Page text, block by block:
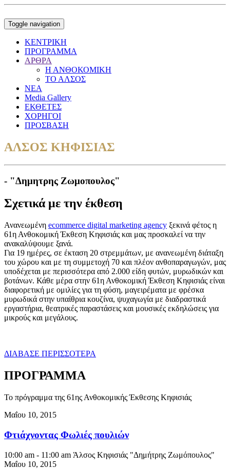
Toggle navigation
ΚΕΝΤΡΙΚΗ
ΠΡΟΓΡΑΜΜΑ
ΑΡΘΡΑ
Η ΑΝΘΟΚΟΜΙΚΗ
ΤΟ ΑΛΣΟΣ
ΝΕΑ
Media Gallery
ΕΚΘΕΤΕΣ
ΧΟΡΗΓΟΙ
ΠΡΟΣΒΑΣΗ
ΑΛΣΟΣ ΚΗΦΙΣΙΑΣ
- "Δημητρης Ζωμοπουλος"
Σχετικά με την έκθεση
Ανανεωμένη ecommerce digital marketing agency ξεκινά φέτος η
61η Ανθοκομική Έκθεση Κηφισιάς και μας προσκαλεί να την
ανακαλύψουμε ξανά.
Για 19 ημέρες, σε έκταση 20 στρεμμάτων, με ανανεωμένη διάταξη
του χώρου και με τη συμμετοχή 70 και πλέον ανθοπαραγωγών, μας
υποδέχεται με περισσότερα από 2.000 είδη φυτών, μυρωδικών και
βοτάνων. Κάθε μέρα στην 61η Ανθοκομική Έκθεση Κηφισιάς είναι
διαφορετική με ομιλίες για τη φύση, μαγειρέματα με φρέσκα
μυρωδικά στην υπαίθρια κουζίνα, ψυχαγωγία με διαδραστικά
εργαστήρια, θεατρικές παραστάσεις και μουσικές εκδηλώσεις για
μικρούς και μεγάλους.
ΔΙΑΒΑΣΕ ΠΕΡΙΣΣΟΤΕΡΑ
ΠΡΟΓΡΑΜΜΑ
Το πρόγραμμα της 61ης Ανθοκομικής Έκθεσης Κηφισιάς
Μαΐου 10, 2015
Φτιάχνοντας Φωλιές πουλιών
10:00 am - 11:00 am Άλσος Κηφισιάς "Δημήτρης Ζωμόπουλος"
Μαΐου 10, 2015